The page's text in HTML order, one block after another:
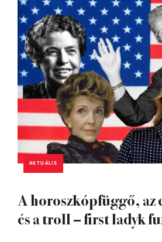
AKTUÁLIS
A horoszkópfüggő, az
és a troll – first ladyk